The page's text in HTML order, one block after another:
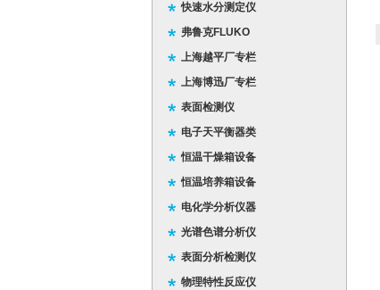
快速水分测定仪
弗鲁克FLUKO
上海越平厂专栏
上海博迅厂专栏
表面检测仪
电子天平衡器类
恒温干燥箱设备
恒温培养箱设备
电化学分析仪器
光谱色谱分析仪
表面分析检测仪
物理特性反应仪